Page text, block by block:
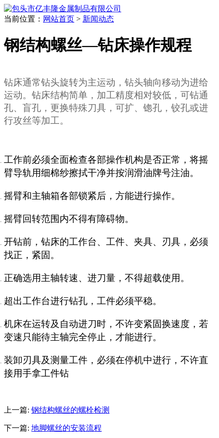
当前位置： 网站首页 > 新闻动态
钢结构螺丝—钻床操作规程
钻床通常钻头旋转为主运动，钻头轴向移动为进给
运动。钻床结构简单， 加工精度相对较低，可钻通
孔、盲孔，更换特殊刀具 ，可扩、锪孔，铰孔或进
行攻丝等加工。
工作前必须全面检查各部操作机构是否正常，将摇
臂导轨用细棉纱擦拭干净并按润滑油牌号注油。
摇臂和主轴箱各部锁紧后，方能进行操作。
摇臂回转范围内不得有障碍物。
开钻前，钻床的工作台、工件、 夹具、刃具，必须
找正，紧固。
正确选用主轴转速、进刀量，不得超载使用。
超出工作台进行钻孔，工件必须平稳。
机床在运转及自动进刀时，不许变紧固换速度，若
变速只能待主轴完全停止，才能进行。
装卸刃具及测量工件，必须在停机中进行，不许直
接用手拿工件钻
上一篇: 钢结构螺丝的螺栓检测
下一篇: 地脚螺丝的安装流程